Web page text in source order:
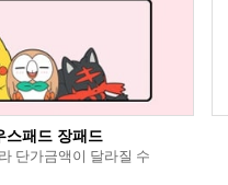
스패드 장패드
단가금액이 달라질 수